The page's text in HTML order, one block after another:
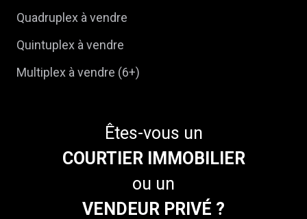
Quadruplex à vendre
Quintuplex à vendre
Multiplex à vendre (6+)
Êtes-vous un
COURTIER IMMOBILIER
ou un
VENDEUR PRIVÉ ?